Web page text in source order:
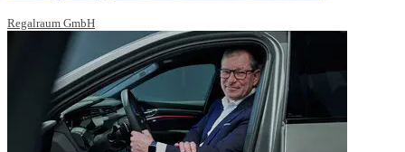
Regalraum GmbH